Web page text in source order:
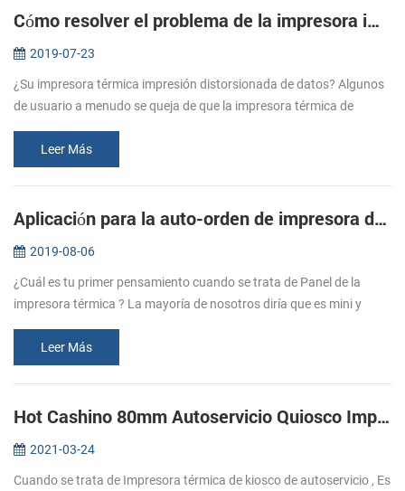
Cómo resolver el problema de la impresora impresión de la basura?
2019-07-23
¿Su impresora térmica impresión distorsionada de datos? Algunos
de usuario a menudo se queja de que la impresora térmica de
la impre...Leer Más
Aplicación para la auto-orden de impresora de quiosco - EP-380C
2019-08-06
¿Cuál es tu primer pensamiento cuando se trata de Panel de la
impresora térmica ? La mayoría de nosotros diría que es mini y
médicos como l...
Leer Más
Hot Cashino 80mm Autoservicio Quiosco Impresora térmica KP-347 Seleccione para usted.
2021-03-24
Cuando se trata de Impresora térmica de kiosco de autoservicio , Es